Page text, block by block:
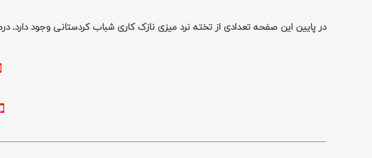
در پایین این صفحه تعدادی از تخته نرد میزی نازک کاری شباب کردستانی وجود دارد.